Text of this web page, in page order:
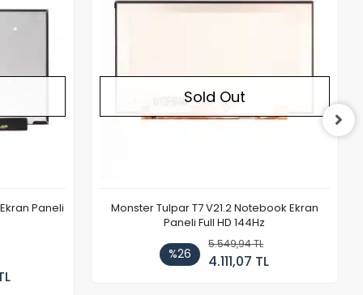
Paneli
Sold Out
Monster Tulpar T7 V21.2 Notebook Ekran
Paneli Full HD 144Hz
%26
5.549,94 TL
4.111,07 TL